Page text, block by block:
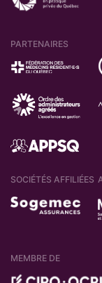
PARTENAIRES
SOCIÉTÉS AFFILIÉES
MEMBRE DE